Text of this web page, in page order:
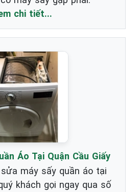
chi tiết...
Áo Tại Quận Cầu Giấy
máy sấy quần áo tại
khách gọi ngay qua số